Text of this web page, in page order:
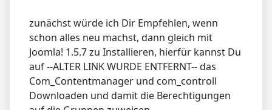
zunächst würde ich Dir Empfehlen, wenn
schon alles neu machst, dann gleich mit
Joomla! 1.5.7 zu Installieren, hierfür kannst Du
auf --ALTER LINK WURDE ENTFERNT-- das
Com_Contentmanager und com_controll
Downloaden und damit die Berechtigungen